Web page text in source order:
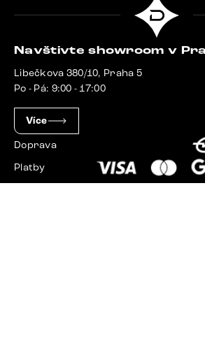
Navštivte showroom v
Libečkova 380/10, Praha 5
Po - Pá: 9:00 - 17:00
Více
Doprava
Platby